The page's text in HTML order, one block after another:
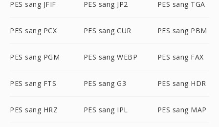
PES sang JFIF PES sang JP2 PES sang TGA
PES sang PCX PES sang CUR PES sang PBM
PES sang PGM PES sang WEBP PES sang FAX
PES sang FTS PES sang G3 PES sang HDR
PES sang HRZ PES sang IPL PES sang MAP